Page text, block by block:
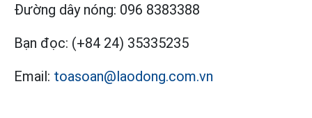
Đường dây nóng: 096 8383388
Bạn đọc: (+84 24) 35335235
Email: toasoan@laodong.com.vn